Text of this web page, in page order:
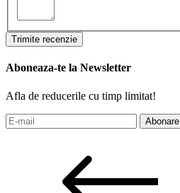
Trimite recenzie
Aboneaza-te la Newsletter
Afla de reducerile cu timp limitat!
Abonare